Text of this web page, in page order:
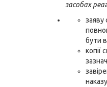
засобах
заяву
бути
копії